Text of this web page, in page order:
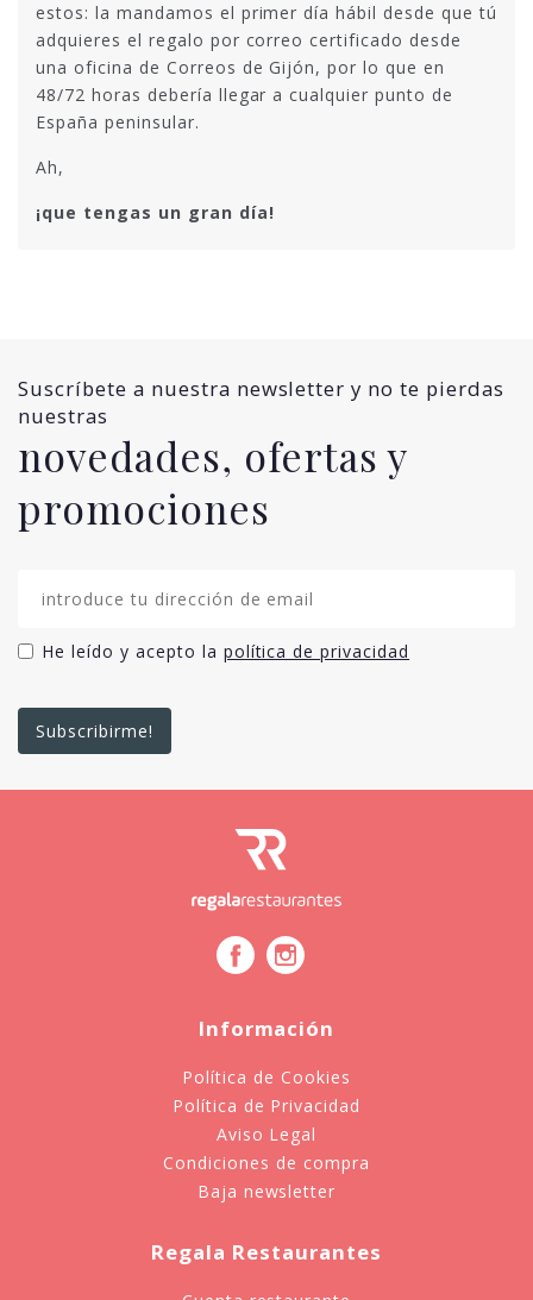
estos: la mandamos el primer día hábil desde que tú
adquieres el regalo por correo certificado desde
una oficina de Correos de Gijón, por lo que en
48/72 horas debería llegar a cualquier punto de
España peninsular.
Ah,
¡que tengas un gran día!
Suscríbete a nuestra newsletter y no te pierdas
nuestras
novedades, ofertas y
promociones
He leído y acepto la política de privacidad
Información
Política de Cookies
Política de Privacidad
Aviso Legal
Condiciones de compra
Baja newsletter
Regala Restaurantes